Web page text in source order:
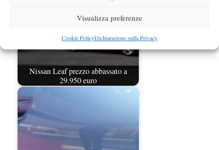
Visualizza preferenze
Cookie PolicyDichiarazione sulla Privacy
Nissan Leaf prezzo abbassato a
29.950 euro